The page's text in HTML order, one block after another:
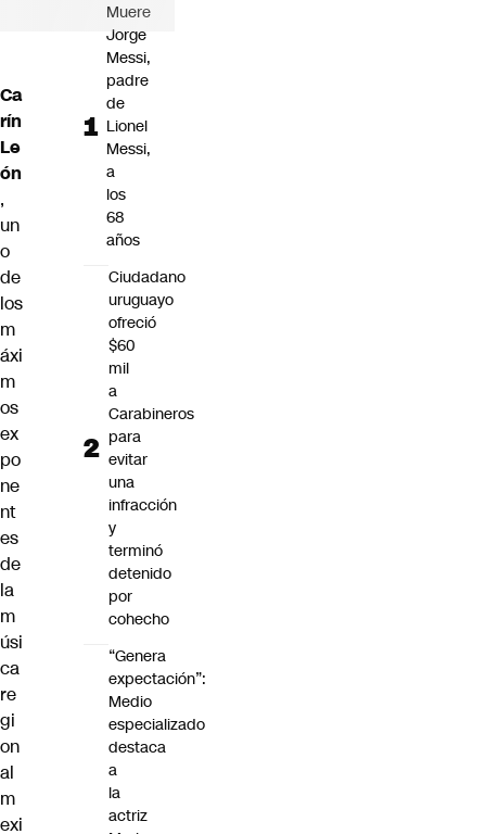
Ca
rín
Le
ón
,
un
o
de
los
m
áxi
m
os
ex
po
ne
nt
es
de
la
m
úsi
ca
re
gi
on
al
m
exi
Muere
Jorge
Messi,
padre
de
Lionel
Messi,
a
los
68
años
Ciudadano
uruguayo
ofreció
$60
mil
a
Carabineros
para
evitar
una
infracción
y
terminó
detenido
por
cohecho
“Genera
expectación”:
Medio
especializado
destaca
a
la
actriz